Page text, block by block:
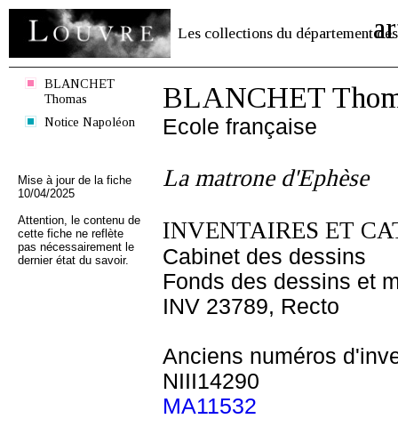
Les collections du département des
BLANCHET
Thomas
Notice Napoléon
Mise à jour de la fiche
10/04/2025
Attention, le contenu de
cette fiche ne reflète
pas nécessairement le
dernier état du savoir.
BLANCHET
Ecole française
La matrone d'Ephèse
INVENTAIRES ET
Cabinet des dessins
Fonds des dessins et
INV 23789, Recto
Anciens numéros
NIII14290
MA11532